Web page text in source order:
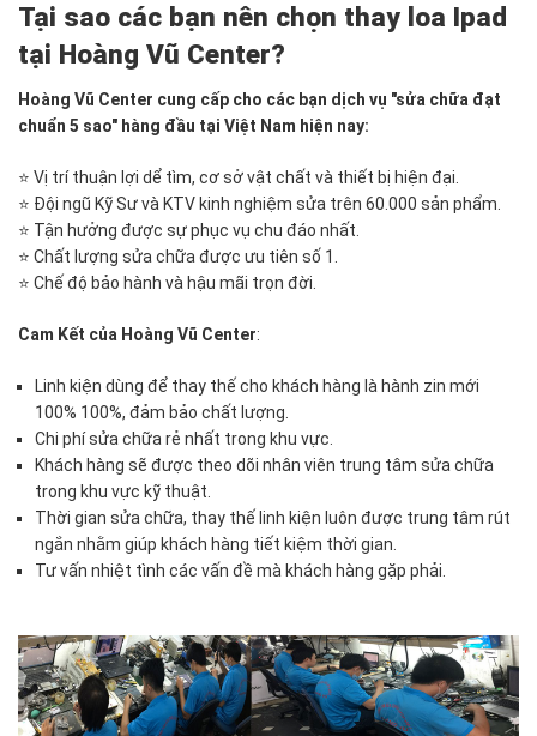
các
bạn
được
bảo
hành
03
đến
06
tháng.
Tại sao các bạn nên chọn thay loa Ipad
tại Hoàng Vũ Center?
Hoàng Vũ Center cung cấp cho các bạn dịch vụ "sửa chữa đạt
chuẩn 5 sao" hàng đầu tại Việt Nam hiện nay:
⭐ Vị trí thuận lợi dể tìm, cơ sở vật chất và thiết bị hiện đại.
⭐ Đội ngũ Kỹ Sư và KTV kinh nghiệm sửa trên 60.000 sản phẩm.
⭐ Tận hưởng được sự phục vụ chu đáo nhất.
⭐ Chất lượng sửa chữa được ưu tiên số 1.
⭐ Chế độ bảo hành và hậu mãi trọn đời.
Cam Kết của Hoàng Vũ Center:
Linh kiện dùng để thay thế cho khách hàng là hành zin mới
100% 100%, đảm bảo chất lượng.
Chi phí sửa chữa rẻ nhất trong khu vực.
Khách hàng sẽ được theo dõi nhân viên trung tâm sửa chữa
trong khu vực kỹ thuật.
Thời gian sửa chữa, thay thế linh kiện luôn được trung tâm rút
ngắn nhằm giúp khách hàng tiết kiệm thời gian.
Tư vấn nhiệt tình các vấn đề mà khách hàng gặp phải.